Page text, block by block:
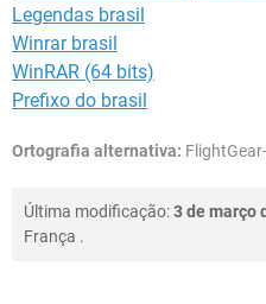
Legendas brasil
Winrar brasil
WinRAR (64 bits)
Prefixo do brasil
Ortografia alternativa:
Última modificação:3 de março
França .